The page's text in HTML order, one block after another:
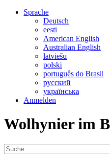
Sprache
Deutsch
eesti
American English
Australian English
latviešu
polski
português do Brasil
русский
українська
Anmelden
Wolhynier im